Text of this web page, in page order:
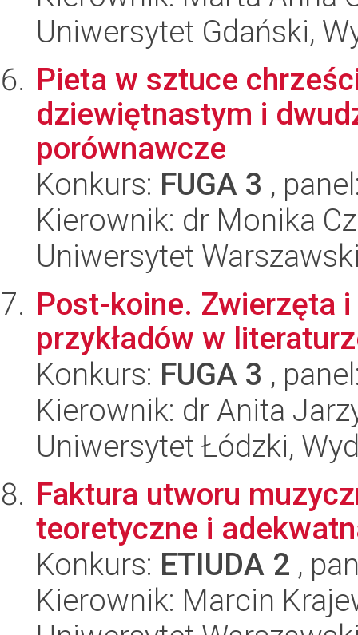
Uniwersytet Gdański,
Pieta w sztuce
dziewiętnastym i
porównawcze
Konkurs: FUGA 3 ,
Kierownik: dr Monika
Uniwersytet
Post-koine. Zwierzęta
przykładów w
Konkurs: FUGA 3 ,
Kierownik: dr Anita
Uniwersytet Łódzki,
Faktura utworu
teoretyczne i
Konkurs: ETIUDA 2 ,
Kierownik: Marcin